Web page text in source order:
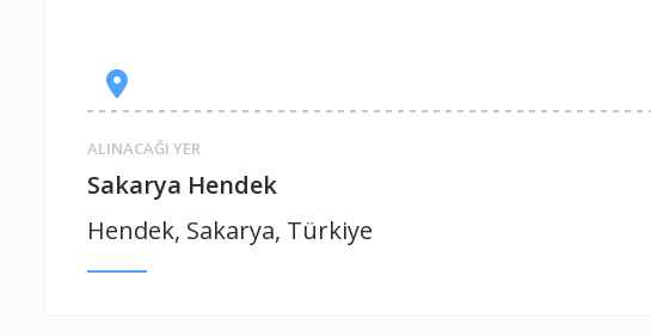
ALINACAĞI YER
Sakarya Hendek
Hendek, Sakarya, Türkiye